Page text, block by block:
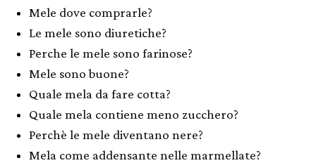
Mele dove comprarle?
Le mele sono diuretiche?
Perche le mele sono farinose?
Mele sono buone?
Quale mela da fare cotta?
Quale mela contiene meno zucchero?
Perchè le mele diventano nere?
Mela come addensante nelle marmellate?